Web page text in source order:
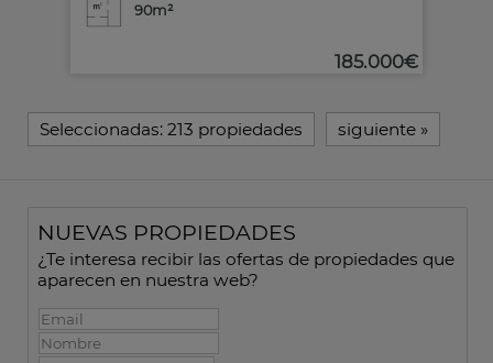
90m²
185.000€
Seleccionadas: 213 propiedades siguiente »
NUEVAS PROPIEDADES
¿Te interesa recibir las ofertas de propiedades que
aparecen en nuestra web?